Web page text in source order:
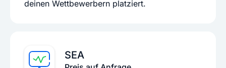
deinen Wettbewerbern platziert.
SEA